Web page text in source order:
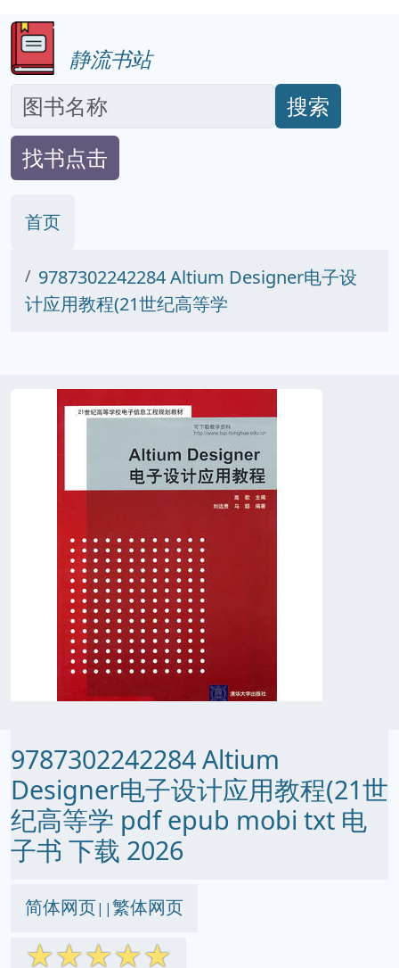
静流书站
搜索
找书点击
首页
9787302242284 Altium Designer电子设
计应用教程(21世纪高等学
9787302242284 Altium
Designer电子设计应用教程(21世
纪高等学 pdf epub mobi txt 电
子书 下载 2026
简体网页||繁体网页
☆☆☆☆☆